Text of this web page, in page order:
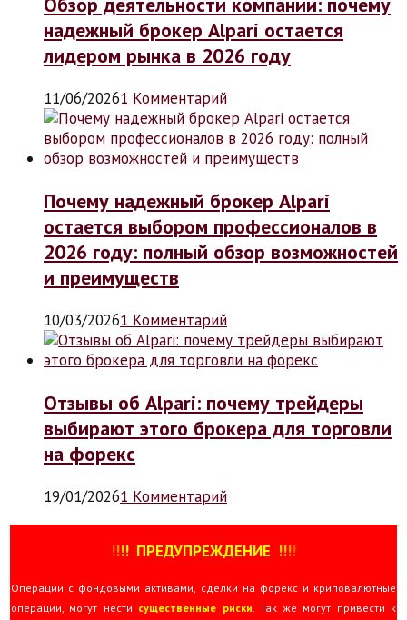
надежный брокер Alpari остается
лидером рынка в 2026 году
11/06/20261 Комментарий
Почему надежный брокер Alpari
остается выбором профессионалов в
2026 году: полный обзор возможностей
и преимуществ
10/03/20261 Комментарий
Отзывы об Alpari: почему трейдеры
выбирают этого брокера для торговли
на форекс
19/01/20261 Комментарий
!!!! ПРЕДУПРЕЖДЕНИЕ !!!!
Операции с фондовыми активами, сделки на форекс и криповалютные
операции, могут нести существенные риски. Так же могут привести к